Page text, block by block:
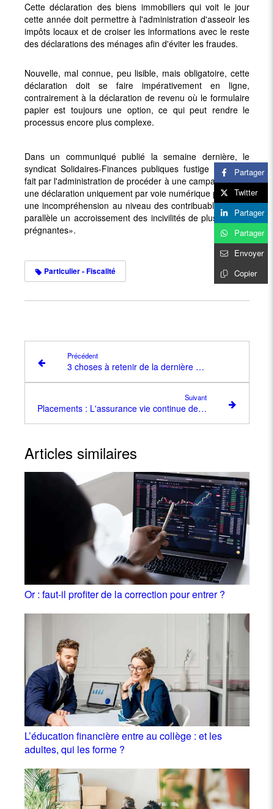
Cette déclaration des biens immobiliers qui voit le jour
cette année doit permettre à l'administration d'asseoir les
impôts locaux et de croiser les informations avec le reste
des déclarations des ménages afin d'éviter les fraudes.
Nouvelle, mal connue, peu lisible, mais obligatoire, cette
déclaration doit se faire impérativement en ligne,
contrairement à la déclaration de revenu où le formulaire
papier est toujours une option, ce qui peut rendre le
processus encore plus complexe.
Dans un communiqué publié la semaine dernière, le
syndicat Solidaires-Finances publiques fustige «le choix
fait par l'administration de procéder à une campagne, et à
une déclaration uniquement par voie numérique provoque
une incompréhension au niveau des contribuables, et en
parallèle un accroissement des incivilités de plus en plus
prégnantes».
Particulier - Fiscalité
Précédent
3 choses à retenir de la dernière hausse des taux de la BCE
Suivant
Placements : L'assurance vie continue de souffrir du Livret A
Articles similaires
Or : faut-il profiter de la correction pour entrer ?
L’éducation financière entre au collège : et les
adultes, qui les forme ?
Partager
Twitter
Partager
Partager
Envoyer
Copier